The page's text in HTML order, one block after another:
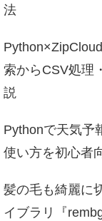
法
索からCSV処理
説
Pythonで天気予
使い方を初心者
髪の毛も綺麗に
イブラリ『